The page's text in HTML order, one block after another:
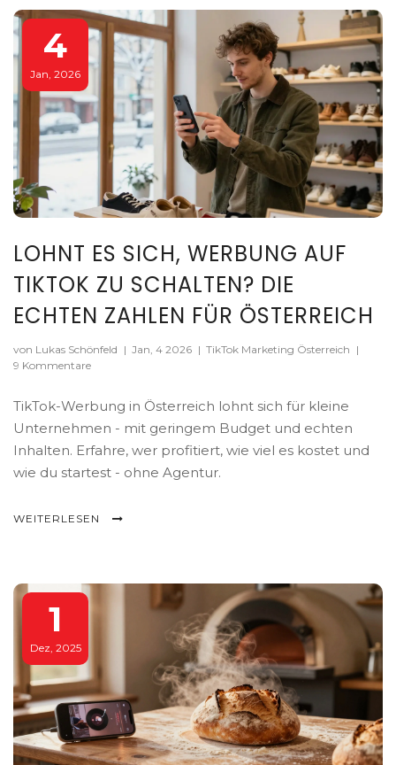
4
Jan, 2026
LOHNT ES SICH, WERBUNG AUF
TIKTOK ZU SCHALTEN? DIE
ECHTEN ZAHLEN FÜR ÖSTERREICH
von Lukas Schönfeld | Jan, 4 2026 | TikTok Marketing Österreich |
9 Kommentare
TikTok-Werbung in Österreich lohnt sich für kleine
Unternehmen - mit geringem Budget und echten
Inhalten. Erfahre, wer profitiert, wie viel es kostet und
wie du startest - ohne Agentur.
WEITERLESEN
1
Dez, 2025